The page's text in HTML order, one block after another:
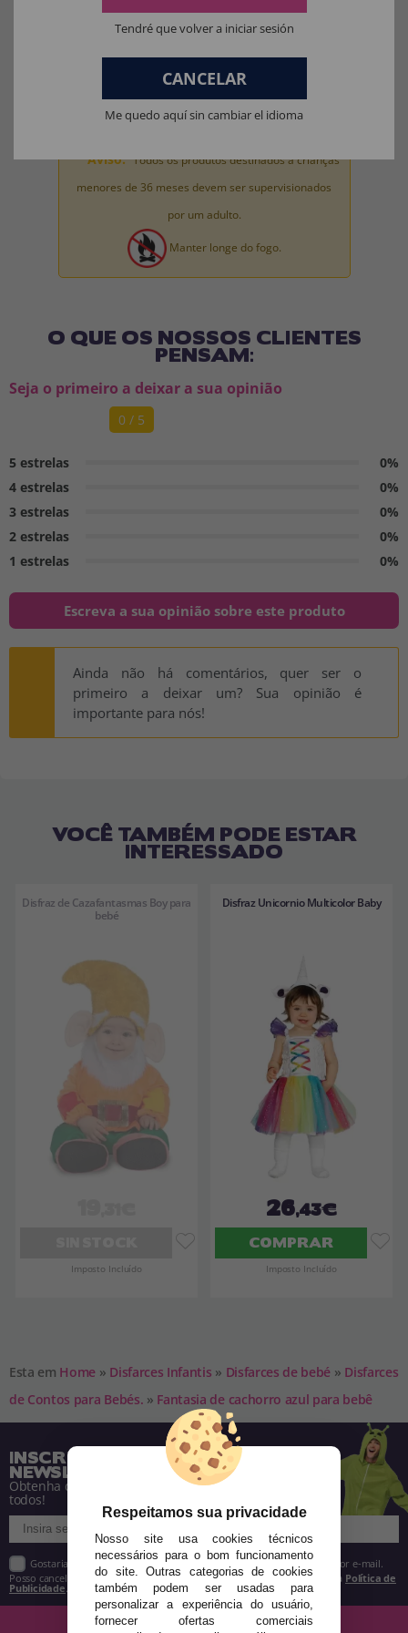
Materiais da máscara: 100% LÁTEX.
Materiais de brinquedo para fantasia completa: 100% PVC.
Aviso: Todos os produtos destinados a crianças
menores de 36 meses devem ser supervisionados
por um adulto.
Manter longe do fogo.
O QUE OS NOSSOS CLIENTES
PENSAM:
Seja o primeiro a deixar a sua opinião
0 / 5
5 estrelas
0%
4 estrelas
0%
3 estrelas
0%
2 estrelas
0%
1 estrelas
0%
Escreva a sua opinião sobre este produto
Ainda não há comentários, quer ser o
primeiro a deixar um? Sua opinião é
importante para nós!
VOCÊ TAMBÉM PODE ESTAR
INTERESSADO
Disfraz de Cazafantasmas Boy para
bebé
Imposto Incluído
Disfraz Unicornio Multicolor Baby
26,43€
COMPRAR
Imposto Incluído
Esta em Home » Disfarces Infantis » Disfarces de bebé » Disfarces
de Contos para Bebés. » Fantasia de cachorro azul para bebê
INSCREVA-SE NA NOSSA
NEWSLETTER
Obtenha descontos e saiba de tudo antes de
todos!
Gostaria de receber descontos exclusivos, novidades e tendências por e-mail.
Posso cancelar a inscrição a qualquer momento, conforme estipulado na Política de
Publicidade
Tendré que volver a iniciar sesión
CANCELAR
Me quedo aquí sin cambiar el idioma
Respeitamos sua privacidade
Nosso site usa cookies técnicos
necessários para o bom funcionamento
do site. Outras categorias de cookies
também podem ser usadas para
personalizar a experiência do usuário,
fornecer ofertas comerciais